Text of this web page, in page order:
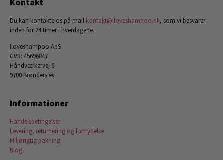
Kontakt
Du kan kontakte os på mail kontakt@iloveshampoo.dk, som vi besvarer
inden for 24 timer i hverdagene.
Iloveshampoo ApS
CVR: 45696847
Håndværkervej 6
9700 Brønderslev
Informationer
Handelsbetingelser
Levering, returnering og fortrydelse
Miljørigtig pakning
Blog